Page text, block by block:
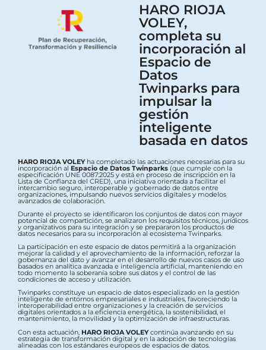
HARO RIOJA
VOLEY,
completa su
incorporación al
Espacio de
Datos
Twinparks para
impulsar la
gestión
inteligente
basada en datos
HARO RIOJA VOLEYha completado las actuaciones necesarias para su
incorporación al Espacio de Datos Twinparks (que cumple con la
especificación UNE 0087:2025 y está en proceso de inscripción en la
Lista de Confianza del CRED), una iniciativa orientada a facilitar el
intercambio seguro, interoperable y gobernado de datos entre
organizaciones, impulsando nuevos servicios digitales y modelos
avanzados de colaboración.
Durante el proyecto se identificaron los conjuntos de datos con mayor
potencial de compartición, se analizaron los requisitos técnicos, jurídicos
y organizativos para su integración y se prepararon los productos de
datos necesarios para su incorporación al ecosistema Twinparks.
La participación en este espacio de datos permitirá a la organización
mejorar la calidad y el aprovechamiento de la información, reforzar la
gobernanza del dato y avanzar en el desarrollo de nuevos casos de uso
basados en analítica avanzada e inteligencia artificial, manteniendo en
todo momento la soberanía sobre sus datos y el control de las
condiciones de acceso y utilización.
Twinparks constituye un espacio de datos especializado en la gestión
inteligente de entornos empresariales e industriales, favoreciendo la
interoperabilidad entre organizaciones y la creación de servicios
digitales orientados a la eficiencia energética, la sostenibilidad, el
mantenimiento, la movilidad y la optimización de infraestructuras.
Con esta actuación, HARO RIOJA VOLEYcontinúa avanzando en su
estrategia de transformación digital y en la adopción de tecnologías
alineadas con los estándares europeos de espacios de datos.